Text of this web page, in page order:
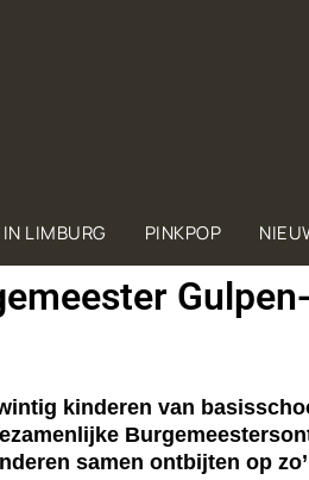
LIMBURG PINKPOP
kinderen van
samen ontbijten op